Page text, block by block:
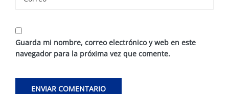
Guarda mi nombre, correo electrónico y web en este
navegador para la próxima vez que comente.